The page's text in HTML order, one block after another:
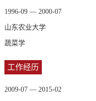
1996-09 — 2000-07
山东农业大学
蔬菜学
工作经历
2009-07 — 2015-02